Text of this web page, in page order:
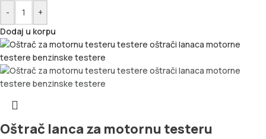
-
+
Dodaj u korpu
Oštrač lanca za motornu testeru